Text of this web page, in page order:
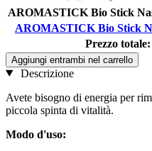
AROMASTICK Bio Stick
AROMASTICK Bio Stick
Prezzo totale:
Aggiungi entrambi nel carrello
Descrizione
Avete bisogno di energia per
piccola spinta di vitalità.
Modo d'uso: